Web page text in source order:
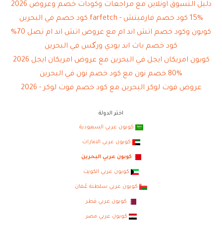
دليل التسوق اونلاين مع مراجعات وكودات خصم وعروض 2026
15% كود خصم فارفيتش - farfetch كود خصم في البحرين
كوبون وكود خصم اتش اند ام مع عروض اتش اند ام تصل 70%
كود خصم باث اند بودي ورکس في البحرين
كوبون امريكان ايجل في البحرين مع عروض امريكان ايجل 2026
80% خصم نون مع كود خصم نون في البحرين
عروض فوت لوكر البحرين مع كود خصم فوت لوكر - 2026
اختر الدولة
كوبون عربي السعودية
كوبون عربي الامارات
كوبون عربي البحرين
كوبون عربي الكويت
كوبون عربي سلطنة عُمان
كوبون عربي قطر
كوبون عربي مصر